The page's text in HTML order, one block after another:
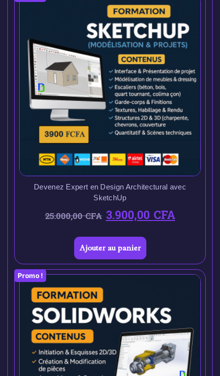
Devenez Expert en Design Architectural avec
SketchUp
25.000,00CFA 3.900,00CFA
Ajouter au panier
Promo !